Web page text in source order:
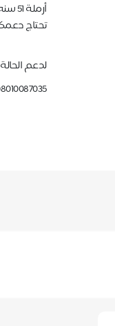
أرملة 51 سنه تعول 5 أيتام منزلها يحتاج الى تغطية سقفه لحمايتهم من الامطار
تحتاج
لدعم